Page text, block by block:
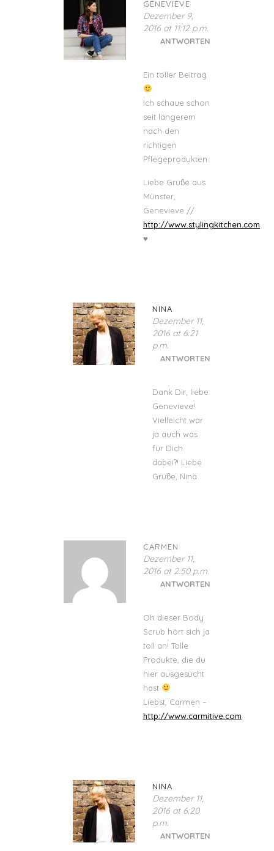
GENEVIEVE
Dezember 9,
2016 at 11:12 p.m.
ANTWORTEN
Ein toller Beitrag
Ich schaue schon
seit längerem
nach den
richtigen
Pflegeprodukten.
Liebe Grüße aus
Münster,
Genevieve //
http://www.stylingkitchen.com
♥
NINA
Dezember 11,
2016 at 6:21
p.m.
ANTWORTEN
Dank Dir, liebe
Genevieve!
Vielleicht war
ja auch was
für Dich
dabei?! Liebe
Grüße, Nina
CARMEN
Dezember 11,
2016 at 2:50 p.m.
ANTWORTEN
Oh dieser Body
Scrub hört sich ja
toll an! Tolle
Produkte, die du
hier ausgesucht
hast
Liebst, Carmen –
http://www.carmitive.com
NINA
Dezember 11,
2016 at 6:20
p.m.
ANTWORTEN